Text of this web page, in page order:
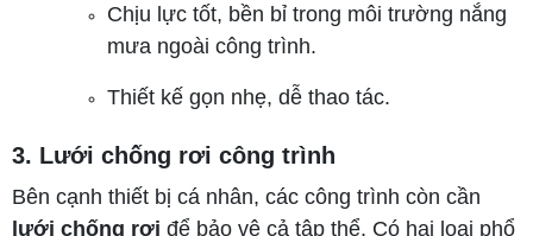
Chịu lực tốt, bền bỉ trong môi trường nắng
mưa ngoài công trình.
Thiết kế gọn nhẹ, dễ thao tác.
3. Lưới chống rơi công trình
Bên cạnh thiết bị cá nhân, các công trình còn cần
lưới chống rơi để bảo vệ cả tập thể. Có hai loại phổ